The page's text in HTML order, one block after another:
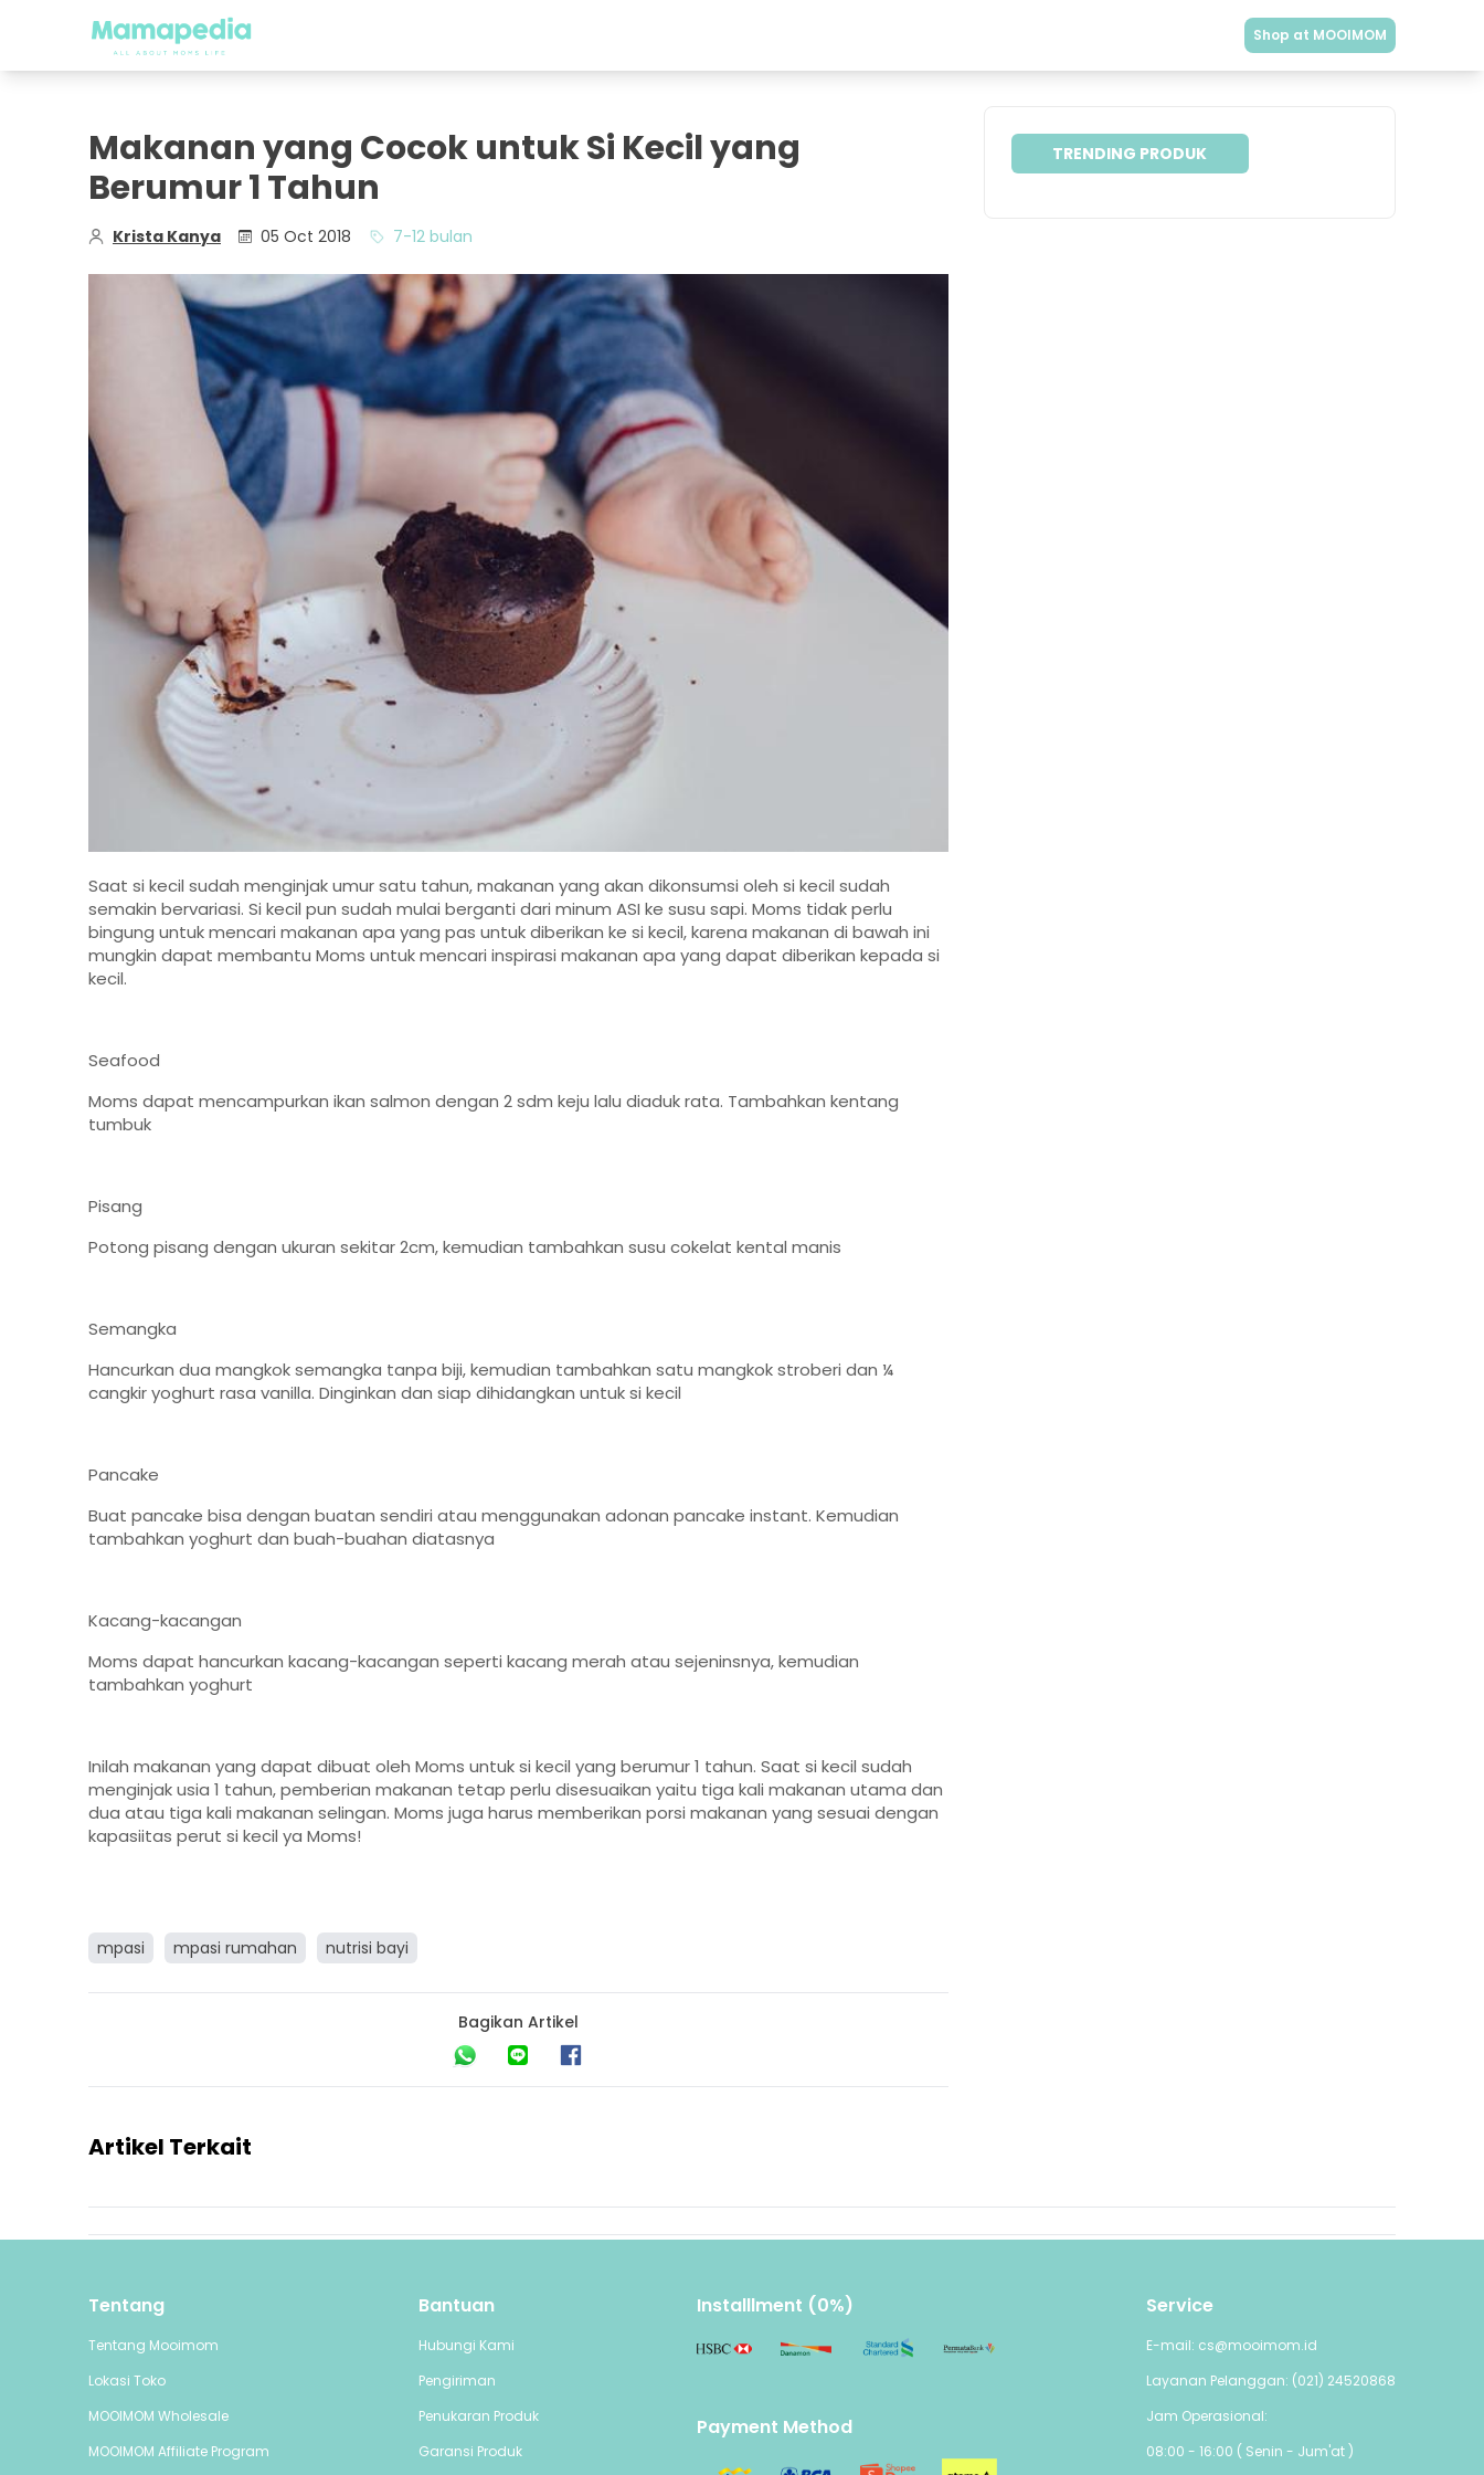
Shop at MOOIMOM
Makanan yang Cocok untuk Si Kecil yang
Berumur 1 Tahun
Krista Kanya 05 Oct 2018 7-12 bulan
Saat si kecil sudah menginjak umur satu tahun, makanan yang akan dikonsumsi oleh si kecil sudah
semakin bervariasi. Si kecil pun sudah mulai berganti dari minum ASI ke susu sapi. Moms tidak perlu
bingung untuk mencari makanan apa yang pas untuk diberikan ke si kecil, karena makanan di bawah ini
mungkin dapat membantu Moms untuk mencari inspirasi makanan apa yang dapat diberikan kepada si
kecil.
Seafood
Moms dapat mencampurkan ikan salmon dengan 2 sdm keju lalu diaduk rata. Tambahkan kentang
tumbuk
Pisang
Potong pisang dengan ukuran sekitar 2cm, kemudian tambahkan susu cokelat kental manis
Semangka
Hancurkan dua mangkok semangka tanpa biji, kemudian tambahkan satu mangkok stroberi dan ¼
cangkir yoghurt rasa vanilla. Dinginkan dan siap dihidangkan untuk si kecil
Pancake
Buat pancake bisa dengan buatan sendiri atau menggunakan adonan pancake instant. Kemudian
tambahkan yoghurt dan buah-buahan diatasnya
Kacang-kacangan
Moms dapat hancurkan kacang-kacangan seperti kacang merah atau sejeninsnya, kemudian
tambahkan yoghurt
Inilah makanan yang dapat dibuat oleh Moms untuk si kecil yang berumur 1 tahun. Saat si kecil sudah
menginjak usia 1 tahun, pemberian makanan tetap perlu disesuaikan yaitu tiga kali makanan utama dan
dua atau tiga kali makanan selingan. Moms juga harus memberikan porsi makanan yang sesuai dengan
kapasiitas perut si kecil ya Moms!
mpasi mpasi rumahan nutrisi bayi
Bagikan Artikel
TRENDING PRODUK
Artikel Terkait
Tentang
Tentang Mooimom
Lokasi Toko
MOOIMOM Wholesale
MOOIMOM Affiliate Program
Bantuan
Hubungi Kami
Pengiriman
Penukaran Produk
Garansi Produk
Installlment (0%)
Payment Method
Service
E-mail: cs@mooimom.id
Layanan Pelanggan: (021) 24520868
Jam Operasional:
08:00 - 16:00 ( Senin - Jum'at )